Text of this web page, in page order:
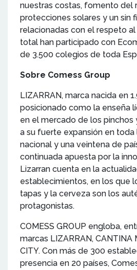
nuestras costas, fomento del
protecciones solares y un sin
relacionadas con el respeto
total han participado con
de 3.500 colegios de toda
Sobre Comess Group
LIZARRAN, marca nacida en
posicionado como la enseña
en el mercado de los pinchos
a su fuerte expansión en
nacional y una veintena de
continuada apuesta por la
Lizarran cuenta en la
establecimientos, en los que
tapas y la cerveza son los
protagonistas.
COMESS GROUP engloba,
marcas LIZARRAN, CANTINA
CITY. Con más de 300
presencia en 20 países,